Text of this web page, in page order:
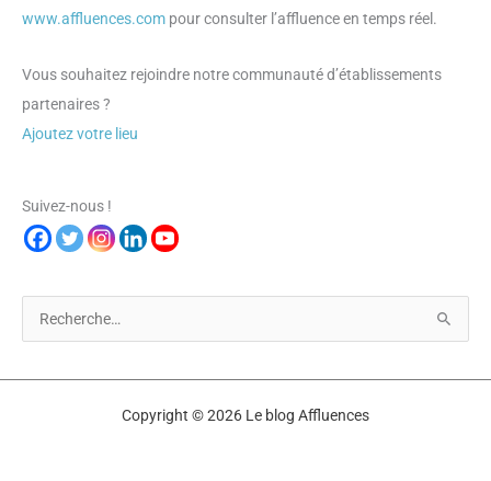
www.affluences.com pour consulter l’affluence en temps réel.
Vous souhaitez rejoindre notre communauté d’établissements
partenaires ?
Ajoutez votre lieu
Suivez-nous !
e
Copyright © 2026 Le blog Affluences